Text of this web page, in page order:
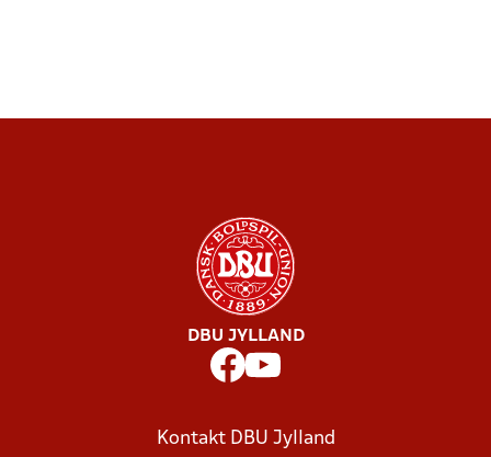
DBU JYLLAND
Kontakt DBU Jylland